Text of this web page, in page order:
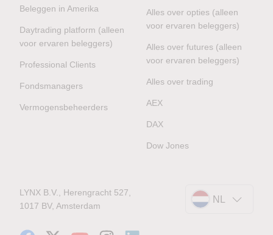
Beleggen in Amerika
Daytrading platform (alleen
voor ervaren beleggers)
Professional Clients
Fondsmanagers
Vermogensbeheerders
Alles over opties (alleen
voor ervaren beleggers)
Alles over futures (alleen
voor ervaren beleggers)
Alles over trading
AEX
DAX
Dow Jones
LYNX B.V., Herengracht 527,
1017 BV, Amsterdam
NL